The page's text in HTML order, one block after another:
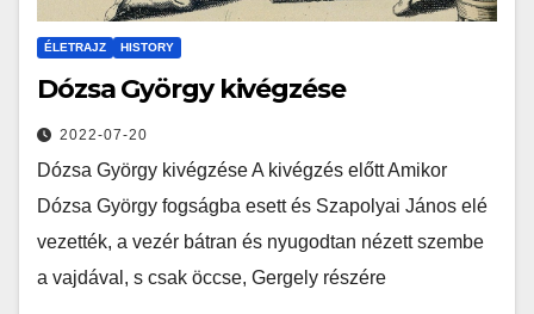
ÉLETRAJZ HISTORY
Dózsa György kivégzése
2022-07-20
Dózsa György kivégzése A kivégzés előtt Amikor
Dózsa György fogságba esett és Szapolyai János elé
vezették, a vezér bátran és nyugodtan nézett szembe
a vajdával, s csak öccse, Gergely részére